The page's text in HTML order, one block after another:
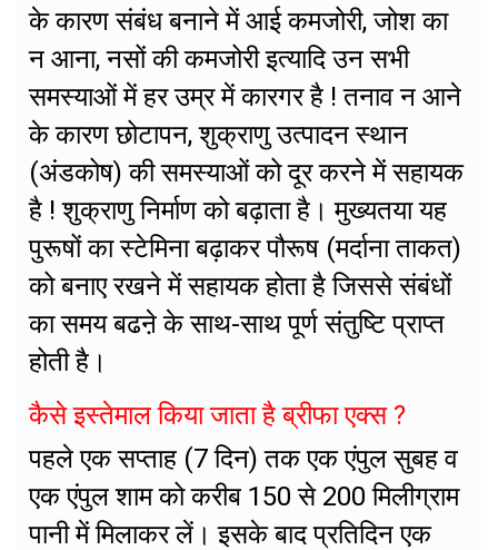
के कारण संबंध बनाने में आई कमजोरी, जोश का
न आना, नसों की कमजोरी इत्यादि उन सभी
समस्याओं में हर उम्र में कारगर है ! तनाव न आने
के कारण छोटापन, शुक्राणु उत्पादन स्थान
(अंडकोष) की समस्याओं को दूर करने में सहायक
है ! शुक्राणु निर्माण को बढ़ाता है। मुख्यतया यह
पुरूषों का स्टेमिना बढ़ाकर पौरूष (मर्दाना ताकत)
को बनाए रखने में सहायक होता है जिससे संबंधों
का समय बढऩे के साथ-साथ पूर्ण संतुष्टि प्राप्त
होती है।
कैसे इस्तेमाल किया जाता है ब्रीफा एक्स ?
पहले एक सप्ताह (7 दिन) तक एक एंपुल सुबह व
एक एंपुल शाम को करीब 150 से 200 मिलीग्राम
पानी में मिलाकर लें। इसके बाद प्रतिदिन एक